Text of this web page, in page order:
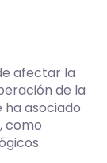
afectar la
de la
ha asociado
como